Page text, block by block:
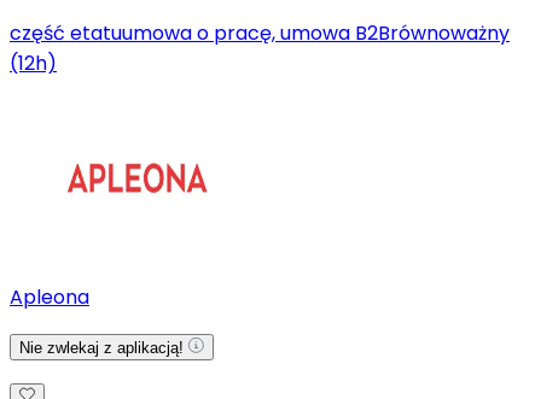
część etatuumowa o pracę, umowa B2Brównoważny
(12h)
Apleona
Nie zwlekaj z aplikacją!